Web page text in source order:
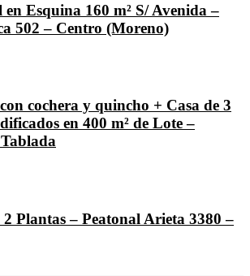
Esquina 160 m² S/ Avenida –
502 – Centro (Moreno)
cochera y quincho + Casa de 3
en 400 m² de Lote –
2 Plantas – Peatonal Arieta 3380 –